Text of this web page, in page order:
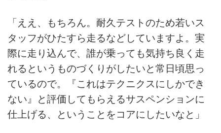
級者レベルのモトクロスの練
習、...
「ええ、もちろん。耐久テストのため若いス
タッフがひたすら走るなどしていますよ。実
際に走り込んで、誰が乗っても気持ち良く走
れるというものづくりがしたいと常日頃思っ
ているので。『これはテクニクスにしかでき
ない』と評価してもらえるサスペンションに
仕上げる、ということをコアにしたいなと」